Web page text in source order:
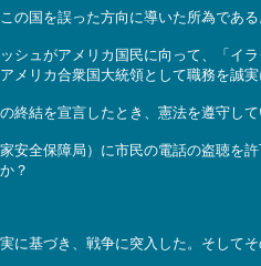
の国を誤った方向に導いた所為である
シュがアメリカ国民に向って、「イ
メリカ合衆国大統領として職務を誠
終結を宣言したとき、憲法を遵守し
安全保障局）に市民の電話の盗聴を
？
に基づき、戦争に突入した。そして